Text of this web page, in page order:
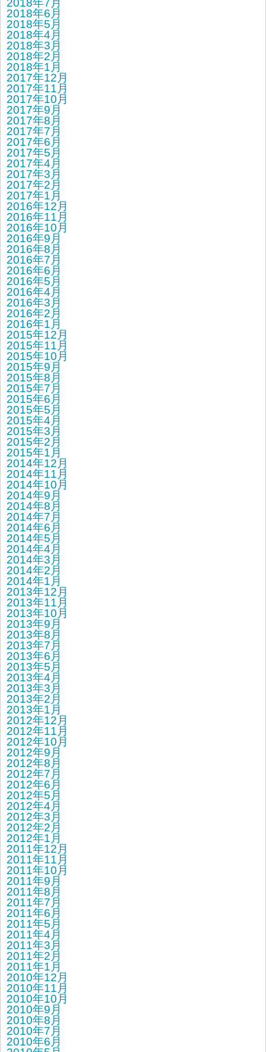
2018年7月
2018年6月
2018年5月
2018年4月
2018年3月
2018年2月
2018年1月
2017年12月
2017年11月
2017年10月
2017年9月
2017年8月
2017年7月
2017年6月
2017年5月
2017年4月
2017年3月
2017年2月
2017年1月
2016年12月
2016年11月
2016年10月
2016年9月
2016年8月
2016年7月
2016年6月
2016年5月
2016年4月
2016年3月
2016年2月
2016年1月
2015年12月
2015年11月
2015年10月
2015年9月
2015年8月
2015年7月
2015年6月
2015年5月
2015年4月
2015年3月
2015年2月
2015年1月
2014年12月
2014年11月
2014年10月
2014年9月
2014年8月
2014年7月
2014年6月
2014年5月
2014年4月
2014年3月
2014年2月
2014年1月
2013年12月
2013年11月
2013年10月
2013年9月
2013年8月
2013年7月
2013年6月
2013年5月
2013年4月
2013年3月
2013年2月
2013年1月
2012年12月
2012年11月
2012年10月
2012年9月
2012年8月
2012年7月
2012年6月
2012年5月
2012年4月
2012年3月
2012年2月
2012年1月
2011年12月
2011年11月
2011年10月
2011年9月
2011年8月
2011年7月
2011年6月
2011年5月
2011年4月
2011年3月
2011年2月
2011年1月
2010年12月
2010年11月
2010年10月
2010年9月
2010年8月
2010年7月
2010年6月